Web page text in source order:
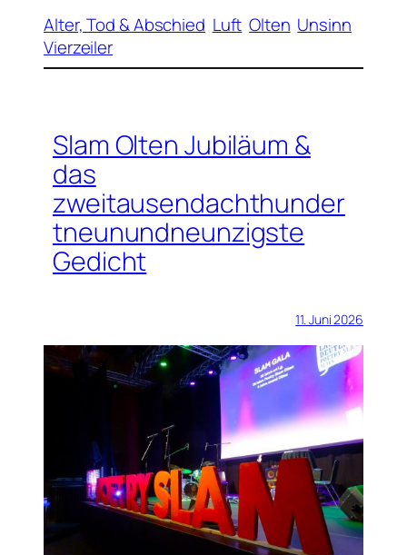
Alter, Tod & Abschied Luft Olten Unsinn
Vierzeiler
Slam Olten Jubiläum &
das
zweitausendachthunder
tneunundneunzigste
Gedicht
11. Juni 2026